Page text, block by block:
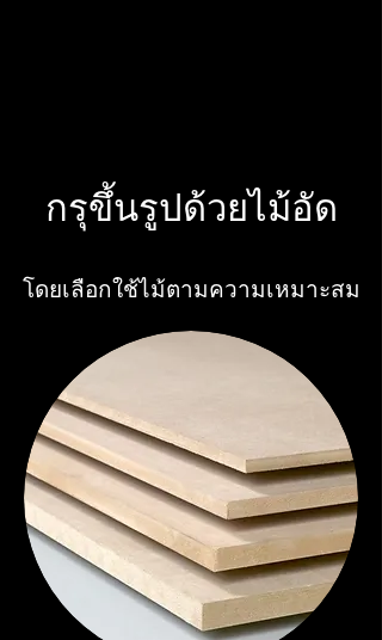
กรุขึ้นรูปด้วยไม้อัด
โดยเลือกใช้ไม้ตามความเหมาะสม